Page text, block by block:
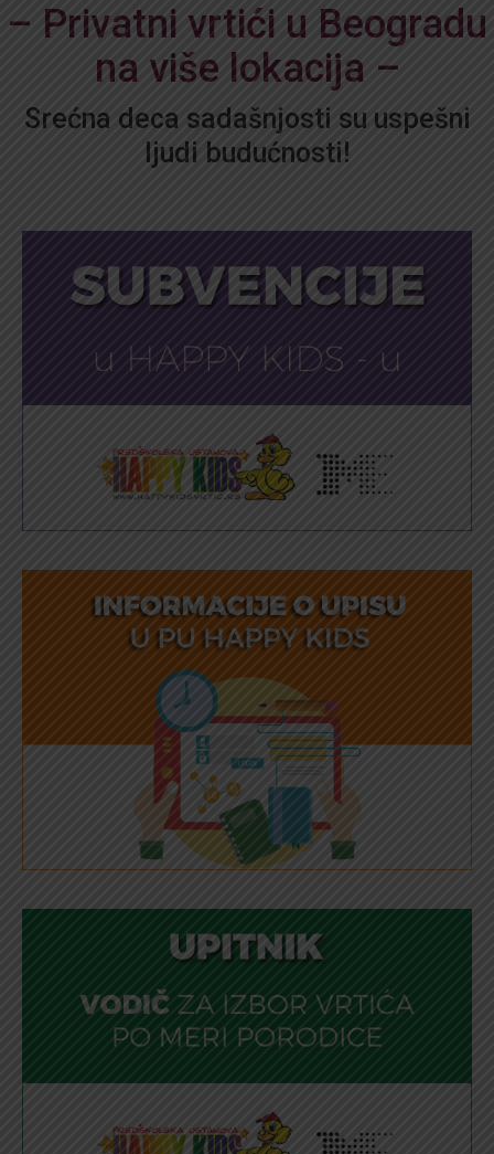
– Privatni vrtići u Beogradu
na više lokacija –
Srećna deca sadašnjosti su uspešni
ljudi budućnosti!